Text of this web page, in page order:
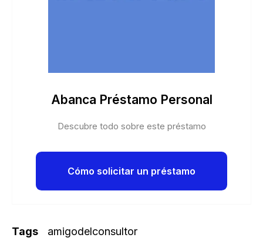
Abanca Préstamo Personal
Descubre todo sobre este préstamo
Cómo solicitar un préstamo
Tags amigodelconsultor